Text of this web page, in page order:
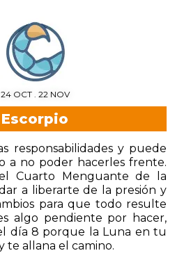
24 OCT . 22 NOV
Escorpio
responsabilidades y puede
a no poder hacerles frente.
Cuarto Menguante de la
a liberarte de la presión y
para que todo resulte
algo pendiente por hacer,
día 8 porque la Luna en tu
te allana el camino.